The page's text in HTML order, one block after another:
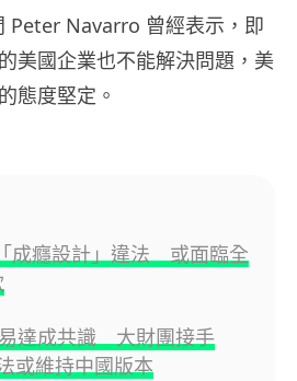
Peter Navarro 曾經表示 ，即
美國企業也不能解決問題，美
的態度堅定。
成癮設計」違法 或面臨全
達成共識 大財團接手
維持中國版本